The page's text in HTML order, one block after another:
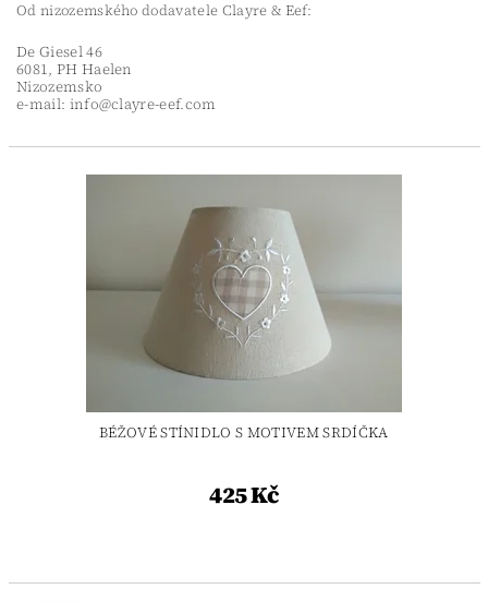
Od nizozemského dodavatele Clayre & Eef:
De Giesel 46
6081, PH Haelen
Nizozemsko
e-mail: info@clayre-eef.com
BÉŽOVÉ STÍNIDLO S MOTIVEM SRDÍČKA
425 Kč